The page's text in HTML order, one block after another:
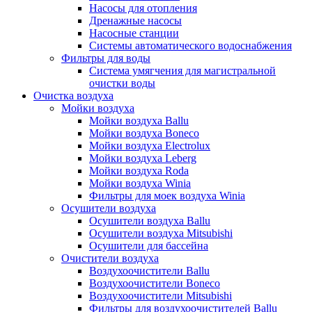
Насосы для отопления
Дренажные насосы
Насосные станции
Системы автоматического водоснабжения
Фильтры для воды
Система умягчения для магистральной
очистки воды
Очистка воздуха
Мойки воздуха
Мойки воздуха Ballu
Мойки воздуха Boneco
Мойки воздуха Electrolux
Мойки воздуха Leberg
Мойки воздуха Roda
Мойки воздуха Winia
Фильтры для моек воздуха Winia
Осушители воздуха
Осушители воздуха Ballu
Осушители воздуха Mitsubishi
Осушители для бассейна
Очистители воздуха
Воздухоочистители Ballu
Воздухоочистители Boneco
Воздухоочистители Mitsubishi
Фильтры для воздухоочистителей Ballu